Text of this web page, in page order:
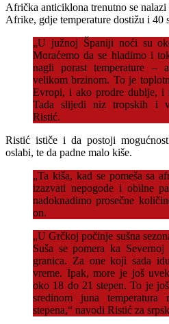
Afrička anticiklona trenutno se
Afrike, gdje temperature dostižu i 40
„U južnoj Španiji noći su
Moraćemo da se hladimo i
nagli porast temperature –
velikom brzinom. To je
Evropi, i ako prodre dublje, i
Tada slijedi niz tropskih i
Ristić.
Ristić ističe i da postoji
oslabi, te da padne malo kiše.
„Ta kiša, kad se pomeša sa
izazvati nepogode i obilne
nadoknadimo prosečne
on.
„U Grčkoj počinje sušna
Suša se pomera ka
granica. Za one koji sada
vreme. Ipak, more je još
oko 18 do 21 stepen. To je
sredinom juna
stepena,“ navodi Ristić za